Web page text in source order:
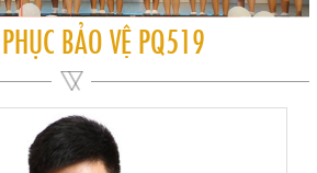
BẢO VỆ PQ519